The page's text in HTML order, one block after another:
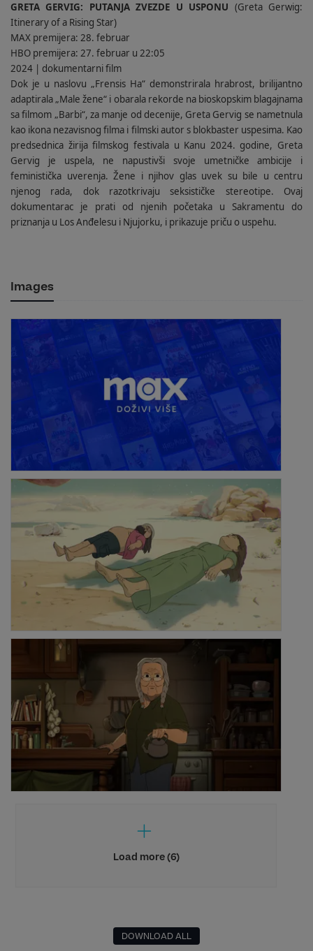
GRETA GERVIG: PUTANJA ZVEZDE U USPONU (Greta Gerwig:
Itinerary of a Rising Star)
MAX premijera: 28. februar
HBO premijera: 27. februar u 22:05
2024 | dokumentarni film
Dok je u naslovu „Frensis Ha“ demonstrirala hrabrost, brilijantno
adaptirala „Male žene“ i obarala rekorde na bioskopskim blagajnama
sa filmom „Barbi“, za manje od decenije, Greta Gervig se nametnula
kao ikona nezavisnog filma i filmski autor s blokbaster uspesima. Kao
predsednica žirija filmskog festivala u Kanu 2024. godine, Greta
Gervig je uspela, ne napustivši svoje umetničke ambicije i
feministička uverenja. Žene i njihov glas uvek su bile u centru
njenog rada, dok razotkrivaju seksističke stereotipe. Ovaj
dokumentarac je prati od njenih početaka u Sakramentu do
priznanja u Los Anđelesu i Njujorku, i prikazuje priču o uspehu.
Images
Load more (6)
DOWNLOAD ALL